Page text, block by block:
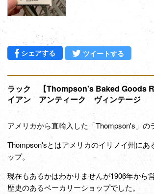
シェアする Facebookでシェアする
ツイートする
ラック 【Thompson's Baked Goods
イアン アンティーク ヴィンテージ
アメリカから直輸入した「Thompson's」の
Thompson'sとはアメリカのイリノイ州にあ
ップ。
現在もあるかはわかりませんが1906年から
歴史のあるベーカリーショップでした。